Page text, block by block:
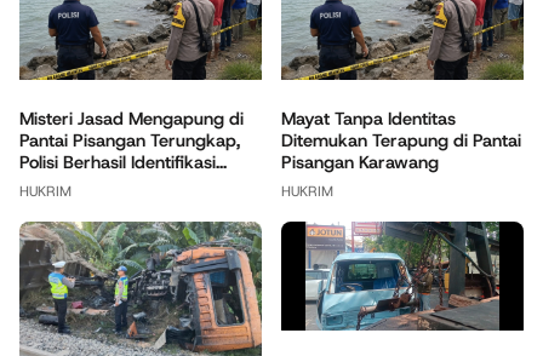
Misteri Jasad Mengapung di
Pantai Pisangan Terungkap,
Polisi Berhasil Identifikasi...
HUKRIM
Mayat Tanpa Identitas
Ditemukan Terapung di Pantai
Pisangan Karawang
HUKRIM